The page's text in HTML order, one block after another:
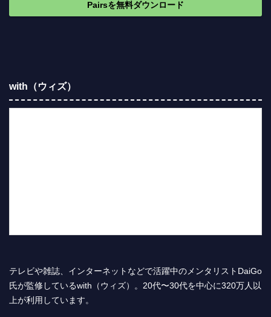
Pairsを無料ダウンロード
with（ウィズ）
テレビや雑誌、インターネットなどで活躍中のメンタリストDaiGo
氏が監修しているwith（ウィズ）。20代〜30代を中心に320万人以
上が利用しています。